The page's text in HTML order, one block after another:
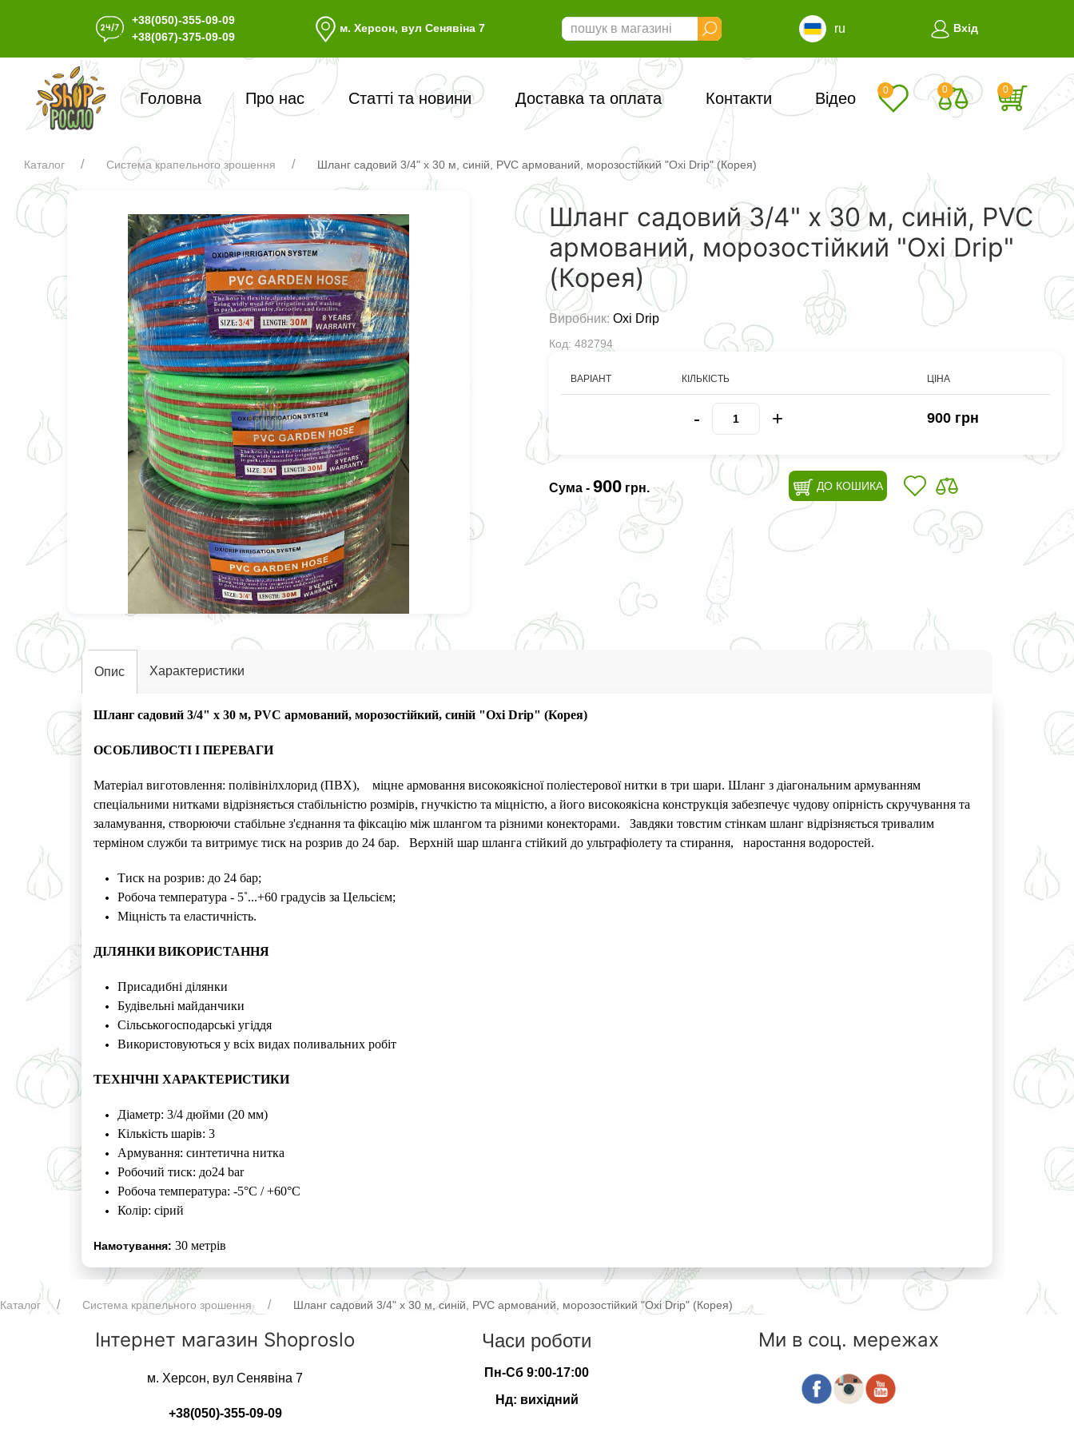
+38(050)-355-09-09
+38(067)-375-09-09
м. Херсон, вул Сенявіна 7 ru Вхід
Головна Про нас Статті та новини Доставка та оплата Контакти Відео 0 0 0
Каталог Система крапельного зрошення Шланг садовий 3/4" х 30 м, синій, PVC армований, морозостійкий "Oxi Drip" (Корея)
Шланг садовий 3/4" х 30 м, синій, PVC
армований, морозостійкий "Oxi Drip"
(Корея)
Виробник: Oxi Drip
Код: 482794
ВАРІАНТ КІЛЬКІСТЬ ЦІНА
- + 900 грн
Сума - 900 грн. ДО КОШИКА
Опис Характеристики
Шланг садовий 3/4" х 30 м, PVC армований, морозостійкий, синій "Oxi Drip" (Корея)
ОСОБЛИВОСТІ І ПЕРЕВАГИ
Матеріал виготовлення: полівінілхлорид (ПВХ),міцне армовання високоякісної поліестерової нитки в три шари. Шланг з діагональним армуванням
спеціальними нитками відрізняється стабільністю розмірів, гнучкістю та міцністю, а його високоякісна конструкція забезпечує чудову опірність скручування та
заламування, створюючи стабільне з'єднання та фіксацію між шлангом та різними конекторами.Завдяки товстим стінкам шланг відрізняється тривалим
терміном служби та витримує тиск на розрив до 24 бар.Верхній шар шланга стійкий до ультрафіолету та стирання,наростання водоростей.
Тиск на розрив: до 24 бар;
Робоча температура - 5˚...+60 градусів за Цельсієм;
Міцність та еластичність.
ДІЛЯНКИ ВИКОРИСТАННЯ
Присадибні ділянки
Будівельні майданчики
Сільськогосподарські угіддя
Використовуються у всіх видах поливальних робіт
ТЕХНІЧНІ ХАРАКТЕРИСТИКИ
Діаметр: 3/4 дюйми (20 мм)
Кількість шарів: 3
Армування: синтетична нитка
Робочий тиск: до24 bar
Робоча температура: -5°C / +60°C
Колір: сірий
Намотування: 30 метрів
Каталог Система крапельного зрошення Шланг садовий 3/4" х 30 м, синій, PVC армований, морозостійкий "Oxi Drip" (Корея)
Інтернет магазин Shoproslo
м. Херсон, вул Сенявіна 7
+38(050)-355-09-09
Часи роботи
Пн-Сб 9:00-17:00
Нд: вихідний
Ми в соц. мережах